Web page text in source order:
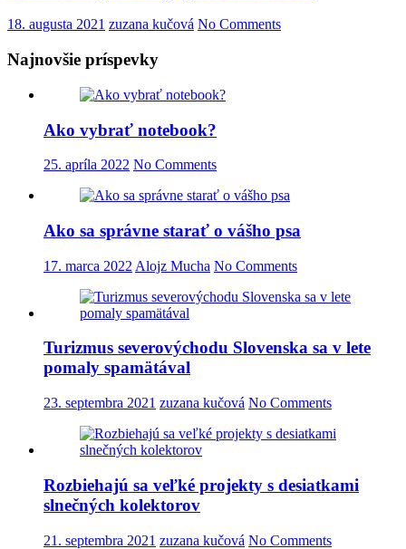
18. augusta 2021 zuzana kučová No Comments
Najnovšie príspevky
Ako vybrať notebook?
25. apríla 2022 No Comments
Ako sa správne starať o vášho psa
17. marca 2022 Alojz Mucha No Comments
Turizmus severovýchodu Slovenska sa v lete
pomaly spamätával
23. septembra 2021 zuzana kučová No Comments
Rozbiehajú sa veľké projekty s desiatkami
slnečných kolektorov
21. septembra 2021 zuzana kučová No Comments